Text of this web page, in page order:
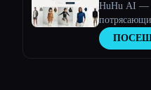
HuHu AI —